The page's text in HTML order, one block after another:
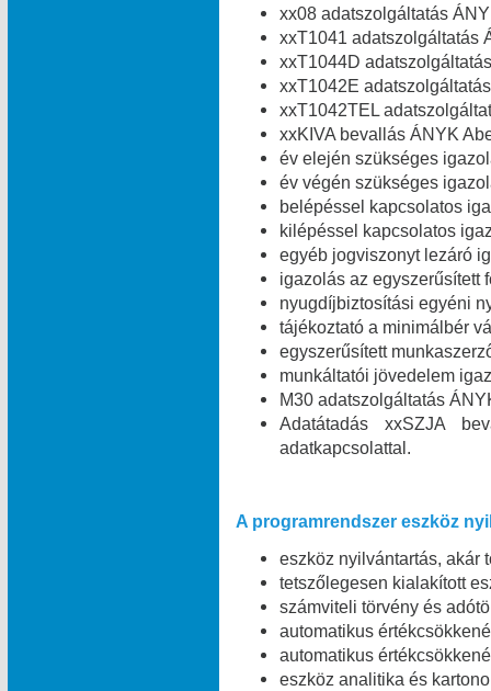
xx08 adatszolgáltatás
xxT1041 adatszolgáltatás
xxT1044D
xxT1042E
xxT1042TEL
xxKIVA bevallás ÁNYK
év elején szükséges
év végén szükséges
belépéssel kapcsolatos
kilépéssel kapcsolatos
egyéb jogviszonyt lezáró
igazolás az egyszerűsített
nyugdíjbiztosítási egyéni
tájékoztató a minimálbér
egyszerűsített
munkáltatói jövedelem
M30 adatszolgáltatás
Adatátadás xxSZJA
adatkapcsolattal.
A programrendszer eszköz
eszköz nyilvántartás, akár
tetszőlegesen kialakított
számviteli törvény és
automatikus
automatikus
eszköz analitika és